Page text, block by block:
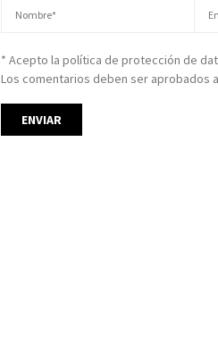
* Acepto la política de protección de
Los comentarios deben ser aprobados